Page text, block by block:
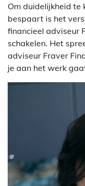
Om duidelijkheid te
bespaart is het
financieel adviseur
schakelen. Het
adviseur Fraver
je aan het werk